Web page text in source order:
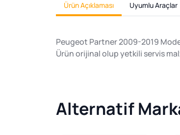
Ürün Açıklaması Uyumlu Araçlar
Peugeot Partner 2009-2019
Ürün orijinal olup yetkili servis
Alternatif